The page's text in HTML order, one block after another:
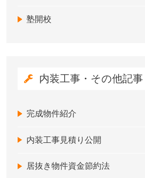
塾開校
内装工事・その他記事
完成物件紹介
内装工事見積り公開
居抜き物件資金節約法